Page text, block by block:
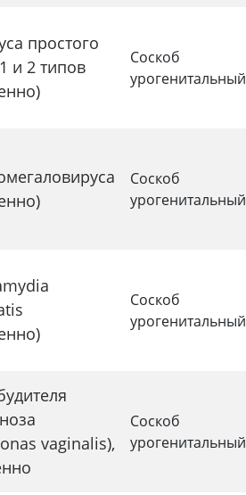
простого
и 2 типов
Соскоб
урогенитальный
Соскоб
урогенитальный
Соскоб
урогенитальный
vaginalis),
Соскоб
урогенитальный